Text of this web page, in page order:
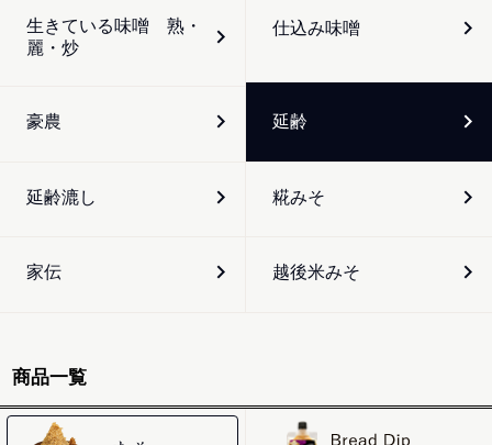
生きている味噌 熟・
麗・炒
仕込み味噌
豪農 延齢
延齢漉し 糀みそ
家伝 越後米みそ
商品一覧